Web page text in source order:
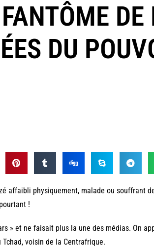
DU
affaibli physiquement, malade ou souffrant
!
» et ne faisait plus la une des médias. On
Tchad, voisin de la Centrafrique.